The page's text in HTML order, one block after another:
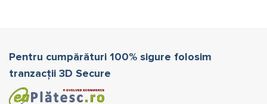
Pentru cumpărături 100% sigure folosim
tranzacții 3D Secure